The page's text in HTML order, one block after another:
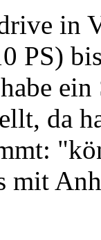
in
PS)
da
mit